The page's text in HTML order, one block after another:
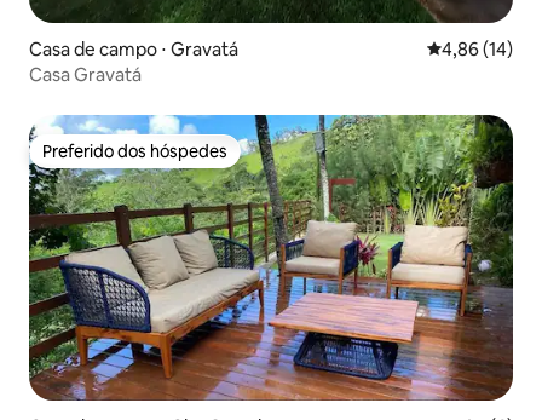
Casa de campo ⋅ Gravatá 4,86 de uma
4,86 (14)
Casa Gravatá
Preferido dos hóspedes
Preferido dos hóspedes